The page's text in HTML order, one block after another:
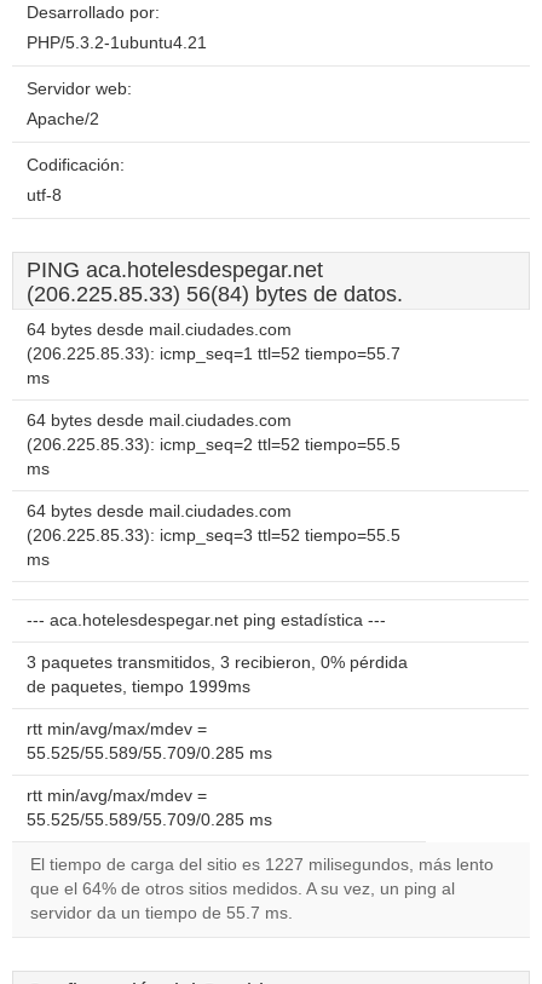
Desarrollado por:
PHP/5.3.2-1ubuntu4.21
Servidor web:
Apache/2
Codificación:
utf-8
PING aca.hotelesdespegar.net
(206.225.85.33) 56(84) bytes de datos.
64 bytes desde mail.ciudades.com
(206.225.85.33): icmp_seq=1 ttl=52 tiempo=55.7
ms
64 bytes desde mail.ciudades.com
(206.225.85.33): icmp_seq=2 ttl=52 tiempo=55.5
ms
64 bytes desde mail.ciudades.com
(206.225.85.33): icmp_seq=3 ttl=52 tiempo=55.5
ms
--- aca.hotelesdespegar.net ping estadística ---
3 paquetes transmitidos, 3 recibieron, 0% pérdida
de paquetes, tiempo 1999ms
rtt min/avg/max/mdev =
55.525/55.589/55.709/0.285 ms
rtt min/avg/max/mdev =
55.525/55.589/55.709/0.285 ms
El tiempo de carga del sitio es 1227 milisegundos, más lento
que el 64% de otros sitios medidos. A su vez, un ping al
servidor da un tiempo de 55.7 ms.